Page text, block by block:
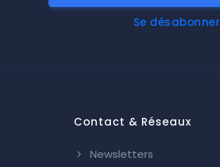
Se désabonner
Contact & Réseaux
Newsletters